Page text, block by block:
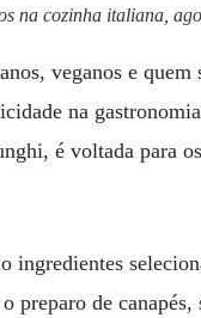
na cozinha italiana,
veganos e
na
é voltada para
ingredientes
preparo de